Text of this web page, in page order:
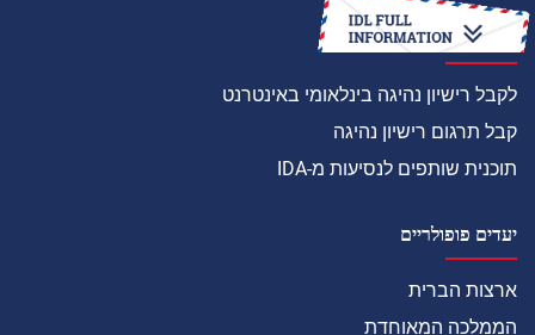
איך
לקבל רישיון נהיגה בינלאומי באינטרנט
קבל תרגום רישיון נהיגה
תוכנית שותפים לנסיעות מ-IDA
יעדים פופולריים
ארצות הברית
הממלכה המאוחדת